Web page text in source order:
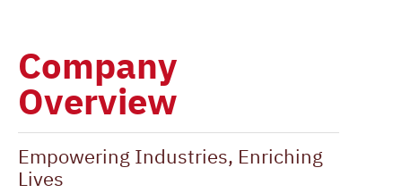
Company
Overview
Empowering Industries, Enriching
Lives